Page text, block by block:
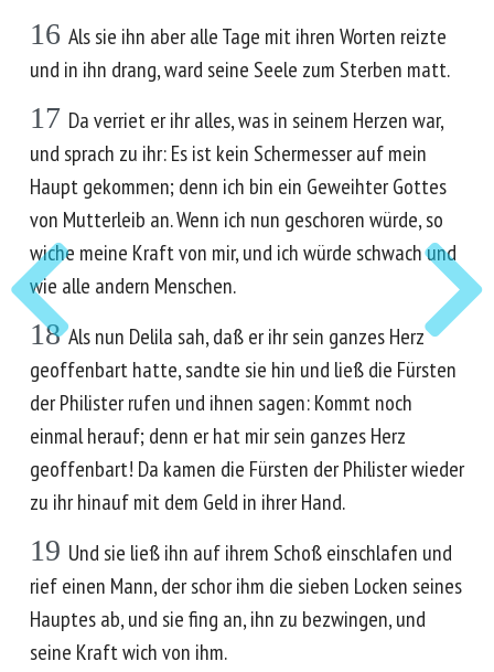
16 Als sie ihn aber alle Tage mit ihren Worten reizte
und in ihn drang, ward seine Seele zum Sterben matt.
17 Da verriet er ihr alles, was in seinem Herzen war,
und sprach zu ihr: Es ist kein Schermesser auf mein
Haupt gekommen; denn ich bin ein Geweihter Gottes
von Mutterleib an. Wenn ich nun geschoren würde, so
wiche meine Kraft von mir, und ich würde schwach und
wie alle andern Menschen.
18 Als nun Delila sah, daß er ihr sein ganzes Herz
geoffenbart hatte, sandte sie hin und ließ die Fürsten
der Philister rufen und ihnen sagen: Kommt noch
einmal herauf; denn er hat mir sein ganzes Herz
geoffenbart! Da kamen die Fürsten der Philister wieder
zu ihr hinauf mit dem Geld in ihrer Hand.
19 Und sie ließ ihn auf ihrem Schoß einschlafen und
rief einen Mann, der schor ihm die sieben Locken seines
Hauptes ab, und sie fing an, ihn zu bezwingen, und
seine Kraft wich von ihm.